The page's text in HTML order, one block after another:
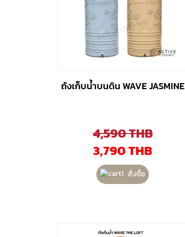
ถังเก็บน้ำบนดิน WAVE JASMINE
4,590THB
3,790THB
สั่งซื้อ